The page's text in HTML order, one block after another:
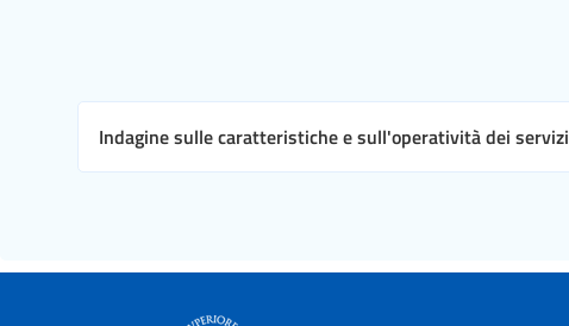
Indagine sulle caratteristiche e sull'operatività dei